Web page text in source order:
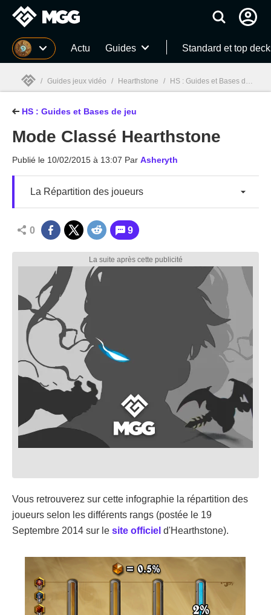
MGG Actu Guides Standard et top
MGG
/ Guides jeux vidéo / Hearthstone / HS : Guides et Bases de jeu
HS : Guides et Bases de jeu
Mode Classé Hearthstone
Publié le 10/02/2015 à 13:07 Par Asheryth
La Répartition des joueurs
0 9
Vous retrouverez sur cette infographie la répartition des
joueurs selon les différents rangs (postée le 19
Septembre 2014 sur le site officiel d'Hearthstone).